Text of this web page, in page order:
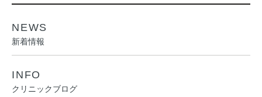
NEWS
新着情報
INFO
クリニックブログ